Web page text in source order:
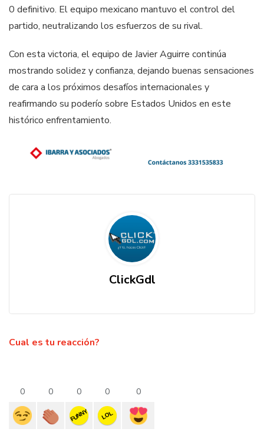
0 definitivo. El equipo mexicano mantuvo el control del
partido, neutralizando los esfuerzos de su rival.
Con esta victoria, el equipo de Javier Aguirre continúa
mostrando solidez y confianza, dejando buenas sensaciones
de cara a los próximos desafíos internacionales y
reafirmando su poderío sobre Estados Unidos en este
histórico enfrentamiento.
ClickGdl
Cual es tu reacción?
0 0 0
FUNNY
0
LOL
0